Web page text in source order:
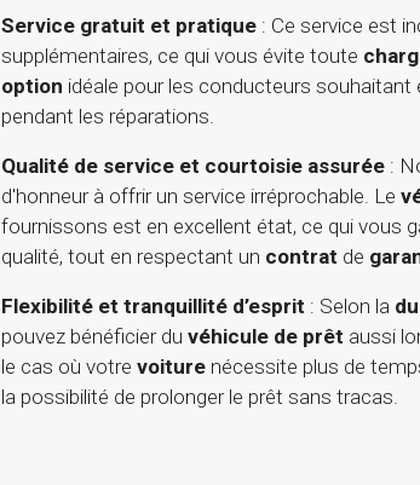
Service gratuit et pratique : Ce service est
supplémentaires, ce qui vous évite toute
option idéale pour les conducteurs
pendant les réparations.
Qualité de service et courtoisie assurée :
d'honneur à offrir un service irréprochable. Le
fournissons est en excellent état, ce qui vous
qualité, tout en respectant un contrat de
Flexibilité et tranquillité d’esprit : Selon la
pouvez bénéficier du véhicule de prêt aussi
le cas où votre voiture nécessite plus de
la possibilité de prolonger le prêt sans tracas.